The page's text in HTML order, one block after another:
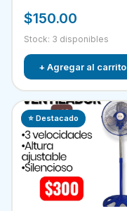
$150.00
Stock: 3 disponibles
+ Agregar al carrito
⭐ Destacado